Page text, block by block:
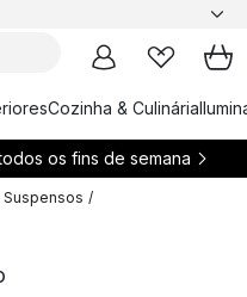
Cozinha & Culinária
os fins de semana
/